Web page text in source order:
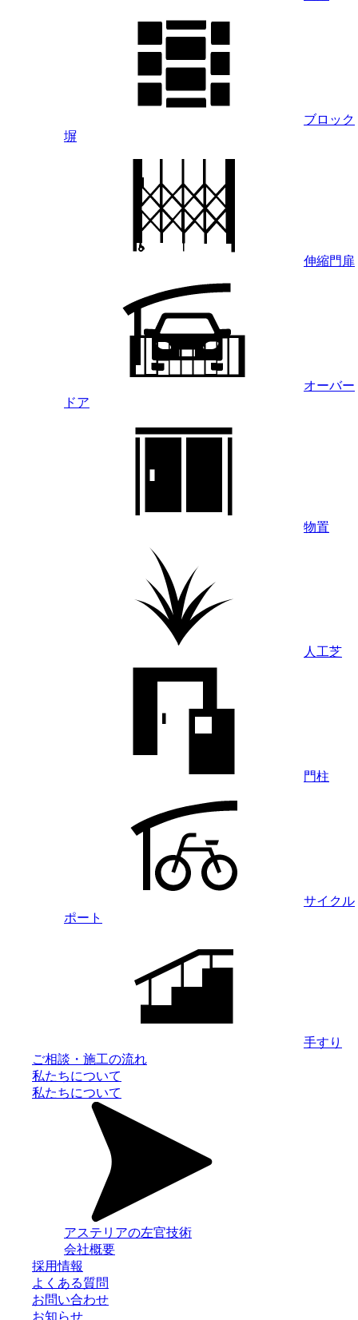
ブロック
塀
伸縮門扉
オーバー
ドア
物置
人工芝
門柱
サイクル
ポート
手すり
ご相談・施工の流れ
私たちについて
私たちについて
アステリアの左官技術
会社概要
採用情報
よくある質問
お問い合わせ
お知らせ